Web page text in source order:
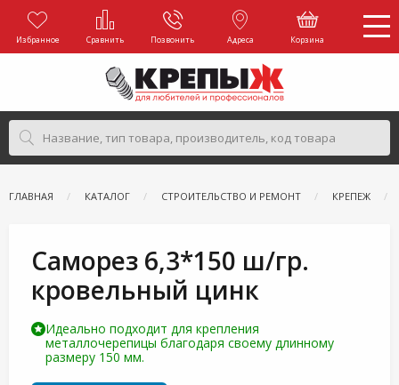
Избранное Сравнить Позвонить Адреса Корзина
ГЛАВНАЯ КАТАЛОГ СТРОИТЕЛЬСТВО И РЕМОНТ КРЕПЕЖ
Саморез 6,3*150 ш/гр.
кровельный цинк
Идеально подходит для крепления
металлочерепицы благодаря своему длинному
размеру 150 мм.